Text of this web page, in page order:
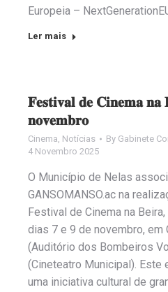
Europeia –
Ler mais
𝐅𝐞𝐬𝐭𝐢𝐯𝐚𝐥 𝐝𝐞 𝐂𝐢𝐧𝐞𝐦𝐚 𝐧𝐚
𝐧𝐨𝐯𝐞𝐦𝐛𝐫𝐨
Cinema Notícias By Gabinete
4 Novembro 2025
O Município de Nelas
GANSOMANSO.ac na
Festival de Cinema na
dias 7 e 9 de novembro, em
(Auditório dos Bombeiros
(Cineteatro Municipal). Este
uma iniciativa cultural de